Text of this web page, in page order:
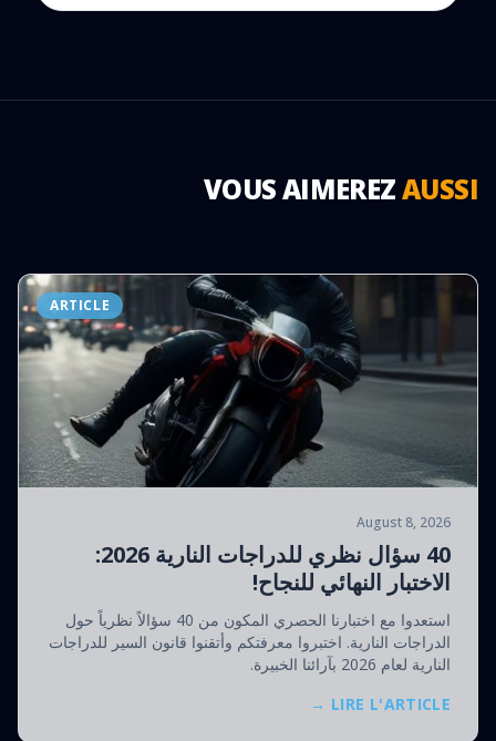
VOUS AIMEREZAUSSI
ARTICLE
August 8, 2026
40 سؤال نظري للدراجات النارية 2026:
الاختبار النهائي للنجاح!
استعدوا مع اختبارنا الحصري المكون من 40 سؤالاً نظرياً حول
الدراجات النارية. اختبروا معرفتكم وأتقنوا قانون السير للدراجات
النارية لعام 2026 بآرائنا الخبيرة.
LIRE L'ARTICLE →